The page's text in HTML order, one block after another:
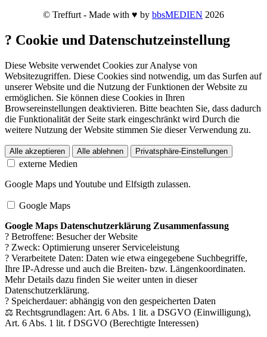
© Treffurt - Made with ♥ by bbsMEDIEN 2026
? Cookie und Datenschutzeinstellung
Diese Website verwendet Cookies zur Analyse von
Websitezugriffen. Diese Cookies sind notwendig, um das Surfen auf
unserer Website und die Nutzung der Funktionen der Website zu
ermöglichen. Sie können diese Cookies in Ihren
Browsereinstellungen deaktivieren. Bitte beachten Sie, dass dadurch
die Funktionalität der Seite stark eingeschränkt wird Durch die
weitere Nutzung der Website stimmen Sie dieser Verwendung zu.
Alle akzeptieren Alle ablehnen Privatsphäre-Einstellungen
externe Medien
Google Maps und Youtube und Elfsigth zulassen.
Google Maps
Google Maps Datenschutzerklärung Zusammenfassung
? Betroffene: Besucher der Website
? Zweck: Optimierung unserer Serviceleistung
? Verarbeitete Daten: Daten wie etwa eingegebene Suchbegriffe,
Ihre IP-Adresse und auch die Breiten- bzw. Längenkoordinaten.
Mehr Details dazu finden Sie weiter unten in dieser
Datenschutzerklärung.
? Speicherdauer: abhängig von den gespeicherten Daten
⚖️ Rechtsgrundlagen: Art. 6 Abs. 1 lit. a DSGVO (Einwilligung),
Art. 6 Abs. 1 lit. f DSGVO (Berechtigte Interessen)